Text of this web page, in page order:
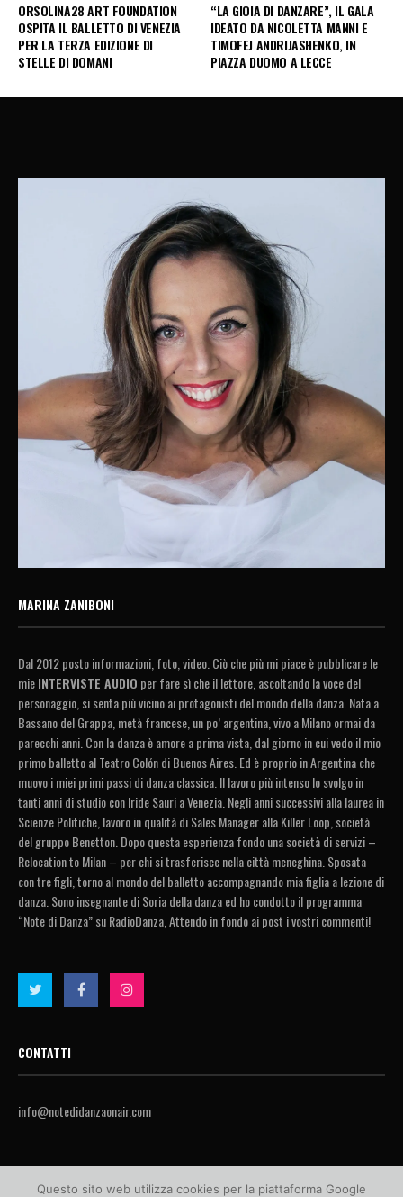
ORSOLINA28 ART FOUNDATION
OSPITA IL BALLETTO DI VENEZIA
PER LA TERZA EDIZIONE DI
STELLE DI DOMANI
“LA GIOIA DI DANZARE”, IL GALA
IDEATO DA NICOLETTA MANNI E
TIMOFEJ ANDRIJASHENKO, IN
PIAZZA DUOMO A LECCE
MARINA ZANIBONI
Dal 2012 posto informazioni, foto, video. Ciò che più mi piace è pubblicare le
mieINTERVISTE AUDIO per fare sì che il lettore, ascoltando la voce del
personaggio, si senta più vicino ai protagonisti del mondo della danza. Nata a
Bassano del Grappa, metà francese, un po’ argentina, vivo a Milano ormai da
parecchi anni. Con la danza è amore a prima vista, dal giorno in cui vedo il mio
primo balletto al Teatro Colón di Buenos Aires. Ed è proprio in Argentina che
muovo i miei primi passi di danza classica. Il lavoro più intenso lo svolgo in
tanti anni di studio con Iride Sauri a Venezia. Negli anni successivi alla laurea in
Scienze Politiche, lavoro in qualità di Sales Manager alla Killer Loop, società
del gruppo Benetton. Dopo questa esperienza fondo una società di servizi –
Relocation to Milan – per chi si trasferisce nella città meneghina. Sposata
con tre figli, torno al mondo del balletto accompagnando mia figlia a lezione di
danza. Sono insegnante di Soria della danza ed ho condotto il programma
“Note di Danza” su RadioDanza, Attendo in fondo ai post i vostri commenti!
CONTATTI
info@notedidanzaonair.com
Questo sito web utilizza cookies per la piattaforma Google